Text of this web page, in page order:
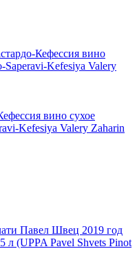
вино сухое
Kefesiya Valery Zaharin